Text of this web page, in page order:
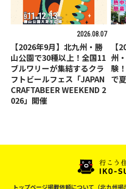
2026.08.07
【2026年9月】北九州・勝
山公園で30種以上！全国11
ブルワリーが集結するクラ
フトビールフェス「JAPAN
CRAFTABEER WEEKEND 2
026」開催
【
州
験
で
トップページ掲載依頼について（北九州掲